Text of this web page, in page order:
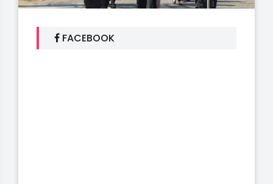
FACEBOOK